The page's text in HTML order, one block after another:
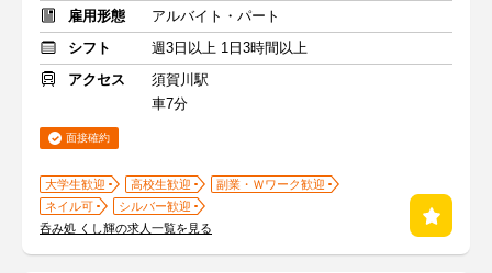
雇用形態
アルバイト・パート
シフト
週3日以上 1日3時間以上
アクセス
須賀川駅
車7分
面接確約
大学生歓迎 高校生歓迎
副業・Ｗワーク歓迎
ネイル可
シルバー歓迎
呑み処 くし輝の求人一覧を見る